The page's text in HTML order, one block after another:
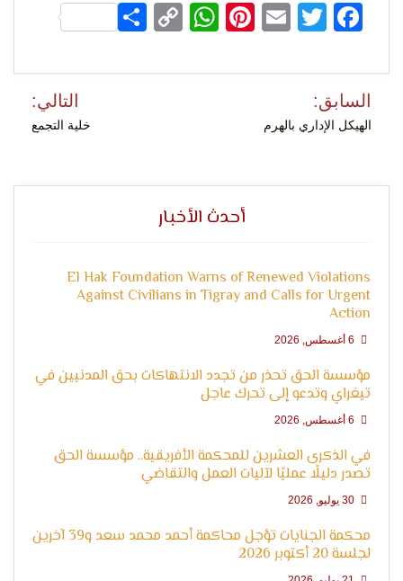
الرأي
التعبير
وحقوق
Facebook
Twitter
Email
Pinterest
WhatsApp
Copy
Share
تصفّح
المقالات
السابق:
الهيكل الإداري بالهرم
التالي:
خلية التجمع
أحدث الأخبار
El Hak Foundation Warns of Renewed Violations
Against Civilians in Tigray and Calls for Urgent
Action
مؤسسة الحق تحذر من تجدد الانتهاكات بحق المدنيين في
تيغراي وتدعو إلى تحرك عاجل
في الذكرى العشرين للمحكمة الأفريقية.. مؤسسة الحق
تصدر دليلًا عمليًا لآليات العمل والتقاضي
محكمة الجنايات تؤجل محاكمة أحمد محمد سعد و39 آخرين
لجلسة 20 أكتوبر 2026